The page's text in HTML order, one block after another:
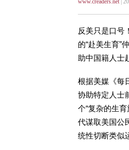
www.creaders.net|
反美只是口号
的“赴美生育”
助中国籍人士
根据美媒《每
协助特定人士
个“复杂的生
代谋取美国公
统性切断类似